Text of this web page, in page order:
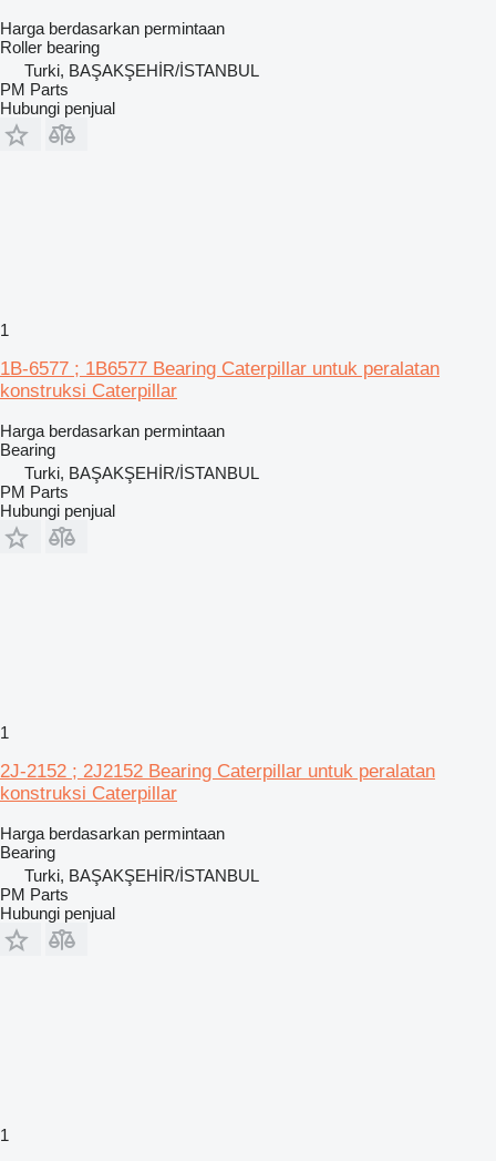
Harga berdasarkan permintaan
Roller bearing
Turki, BAŞAKŞEHİR/İSTANBUL
PM Parts
Hubungi penjual
1
1B-6577 ; 1B6577 Bearing Caterpillar untuk peralatan
konstruksi Caterpillar
Harga berdasarkan permintaan
Bearing
Turki, BAŞAKŞEHİR/İSTANBUL
PM Parts
Hubungi penjual
1
2J-2152 ; 2J2152 Bearing Caterpillar untuk peralatan
konstruksi Caterpillar
Harga berdasarkan permintaan
Bearing
Turki, BAŞAKŞEHİR/İSTANBUL
PM Parts
Hubungi penjual
1